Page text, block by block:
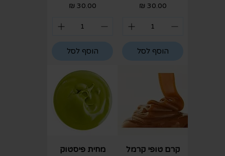
מחיר
הוסף לסל
מחיר
הוסף לסל
קרם טופי קרמל
מחית פיסטוק